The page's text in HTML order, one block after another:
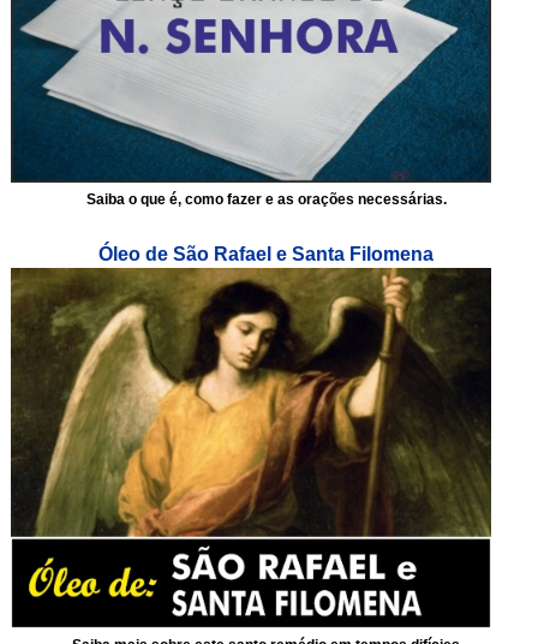
Saiba o que é, como fazer e as orações necessárias.
Óleo de São Rafael e Santa Filomena